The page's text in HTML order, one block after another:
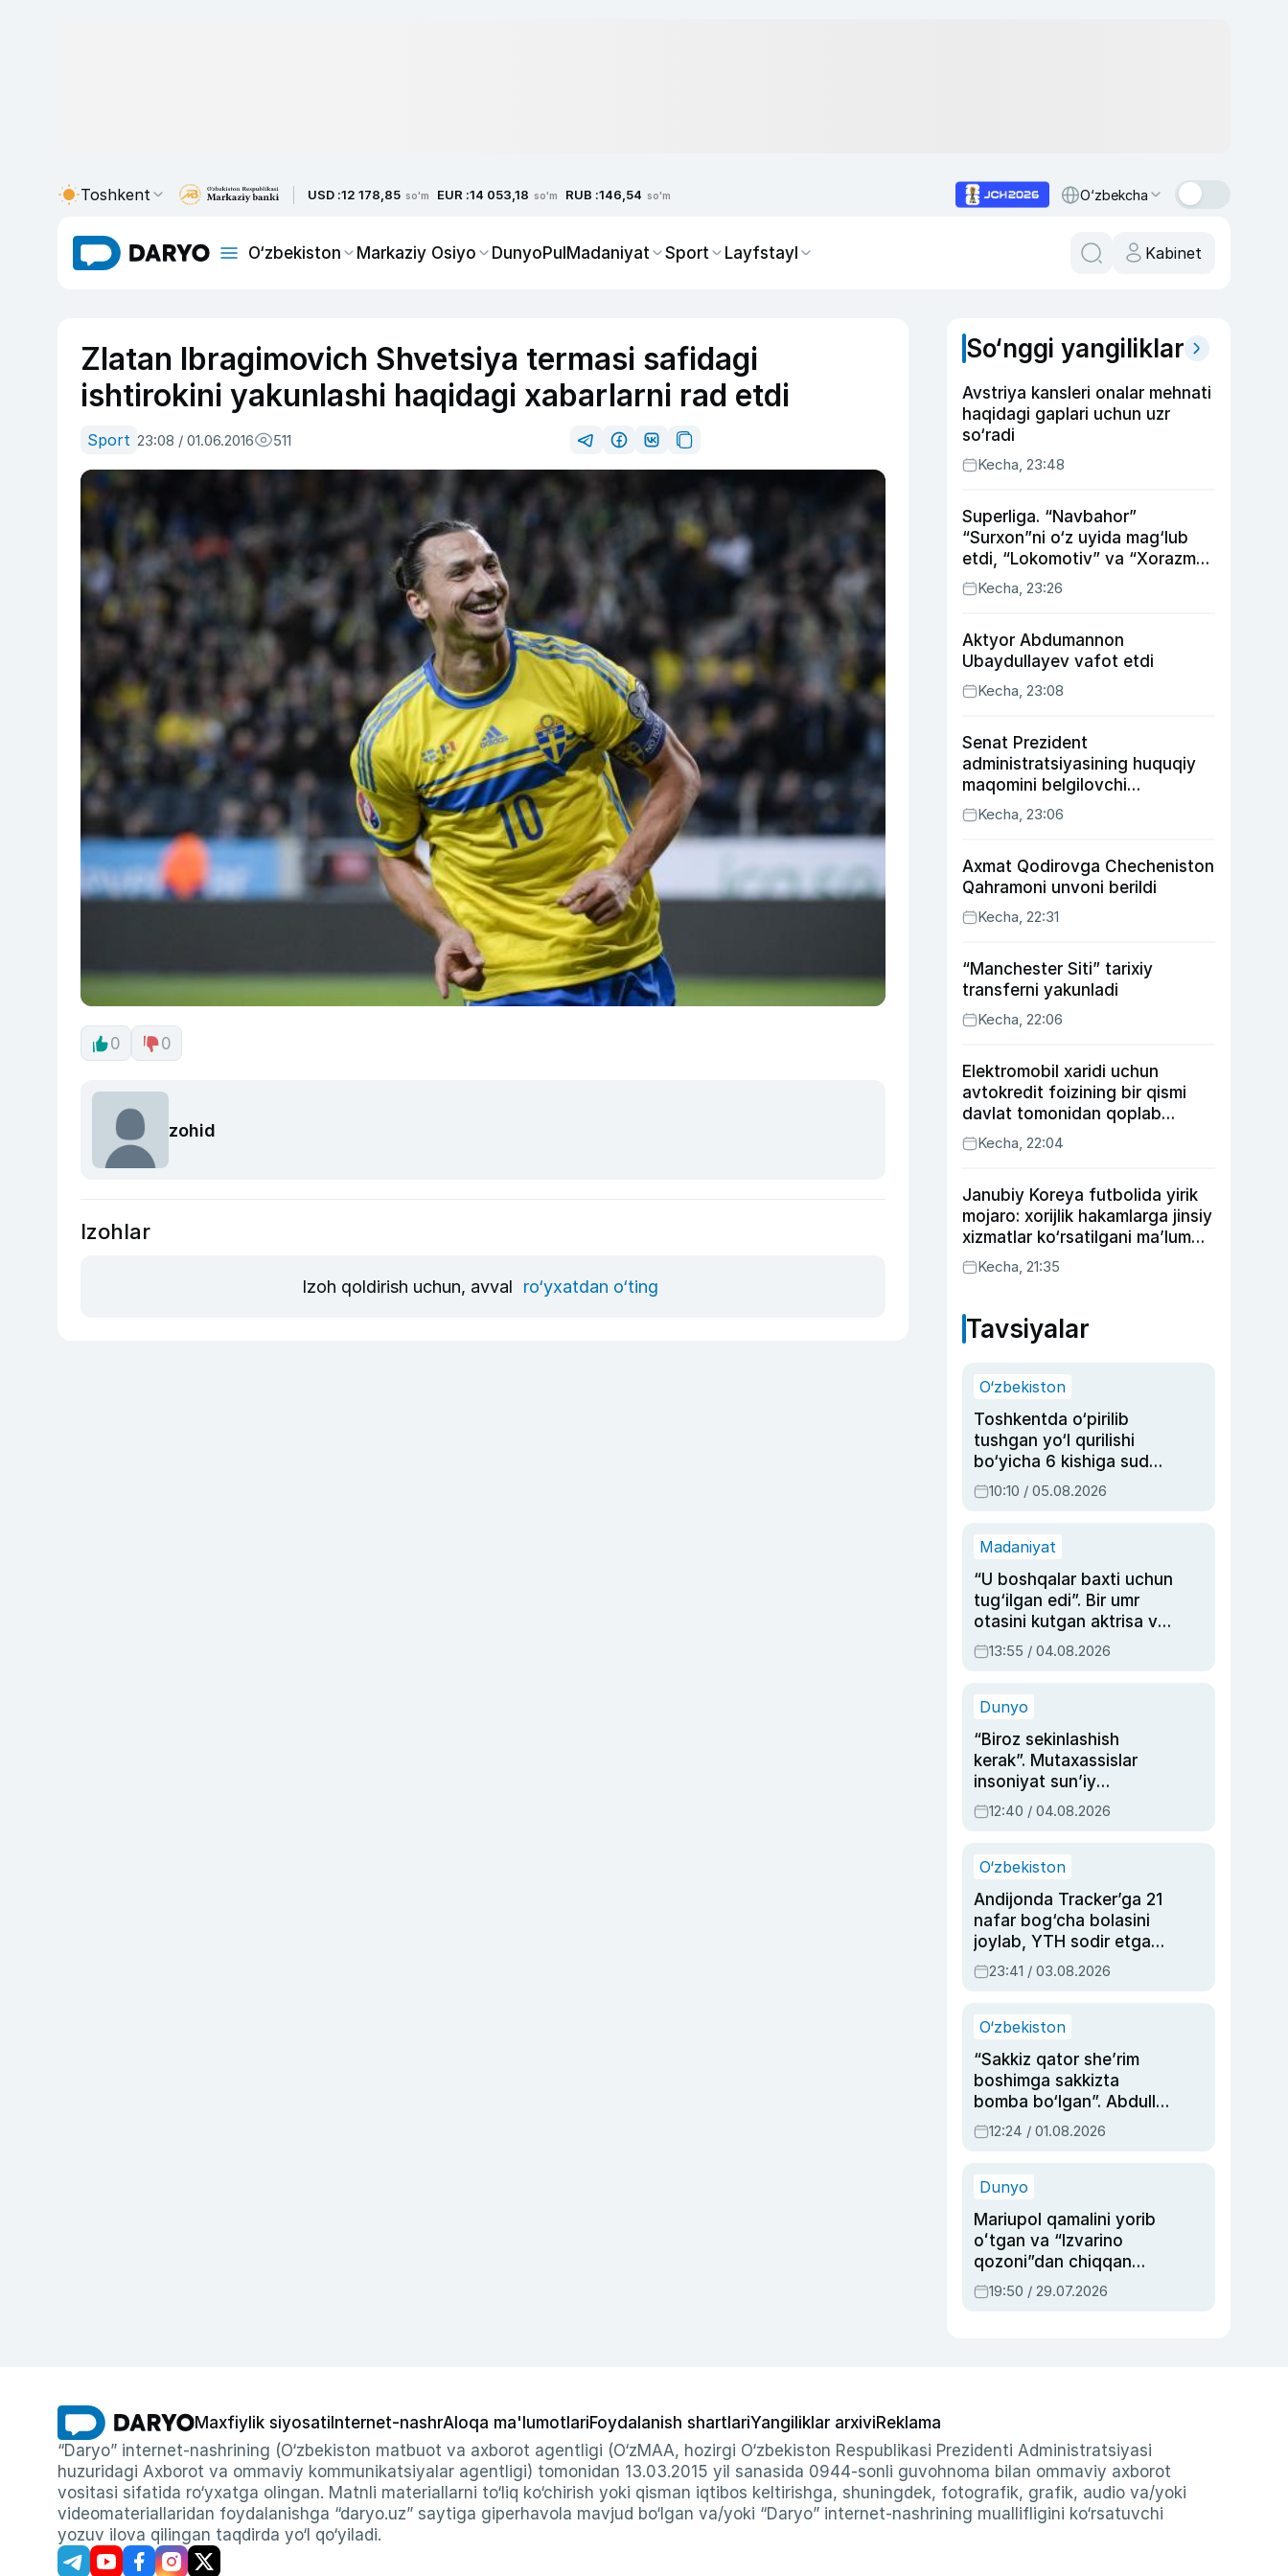
Toshkent USD :12 178,85 so'm EUR :14 053,18 so'm RUB :146,54 so'm O‘zbekcha
O‘zbekiston Markaziy Osiyo DunyoPulMadaniyat Sport Layfstayl Kabinet
Zlatan Ibragimovich Shvetsiya termasi safidagi
ishtirokini yakunlashi haqidagi xabarlarni rad etdi
Sport 23:08 / 01.06.2016 511
0 0
zohid
Izohlar
Izoh qoldirish uchun, avval ro‘yxatdan o‘ting
So‘nggi yangiliklar
Avstriya kansleri onalar mehnati
haqidagi gaplari uchun uzr
so‘radi
Kecha, 23:48
Superliga. “Navbahor”
“Surxon”ni o‘z uyida mag‘lub
etdi, “Lokomotiv” va “Xorazm”
uyda g‘alaba qozondi
Kecha, 23:26
Aktyor Abdu­mannon
Ubaydullayev vafot etdi
Kecha, 23:08
Senat Prezident
administratsiyasining huquqiy
maqomini belgilovchi
konstitutsiyaviy qonunni
ma’qulladi
Kecha, 23:06
Axmat Qodirovga Checheniston
Qahramoni unvoni berildi
Kecha, 22:31
“Manchester Siti” tarixiy
transferni yakunladi
Kecha, 22:06
Elektromobil xaridi uchun
avtokredit foizining bir qismi
davlat tomonidan qoplab
berilishi mumkin
Kecha, 22:04
Janubiy Koreya futbolida yirik
mojaro: xorijlik hakamlarga jinsiy
xizmatlar ko‘rsatilgani ma’lum
qilindi
Kecha, 21:35
Tavsiyalar
O‘zbekiston
Toshkentda o‘pirilib
tushgan yo‘l qurilishi
bo‘yicha 6 kishiga sud
hukmi o‘qildi
10:10 / 05.08.2026
Madaniyat
“U boshqalar baxti uchun
tug‘ilgan edi”. Bir umr
otasini kutgan aktrisa va
dublyaj ustasi Rimma
Ahmedovaning
13:55 / 04.08.2026
Dunyo
“Biroz sekinlashish
kerak”. Mutaxassislar
insoniyat sun’iy
intellektni boshqara
olmay qolishidan xavotir
12:40 / 04.08.2026
O‘zbekiston
Andijonda Tracker’ga 21
nafar bog‘cha bolasini
joylab, YTH sodir etgan
ayolga sud hukmi o‘qildi
23:41 / 03.08.2026
O‘zbekiston
“Sakkiz qator she’rim
boshimga sakkizta
bomba bo‘lgan”. Abdulla
Oripovni siyosiy
ayblovlardan asrab
12:24 / 01.08.2026
Dunyo
Mariupol qamalini yorib
oʻtgan va “Izvarino
qozoni”dan chiqqan
qahramon — Ukraina
armiyasi bosh
19:50 / 29.07.2026
Maxfiylik siyosati Internet-nashrAloqa ma'lumotlariFoydalanish shartlariYangiliklar arxiviReklama
“Daryo” internet-nashrining (O‘zbekiston matbuot va axborot agentligi (O‘zMAA, hozirgi O‘zbekiston Respublikasi Prezidenti Administratsiyasi
huzuridagi Axborot va ommaviy kommunikatsiyalar agentligi) tomonidan 13.03.2015 yil sanasida 0944-sonli guvohnoma bilan ommaviy axborot
vositasi sifatida ro‘yxatga olingan. Matnli materiallarni to‘liq ko‘chirish yoki qisman iqtibos keltirishga, shuningdek, fotografik, grafik, audio va/yoki
videomateriallaridan foydalanishga “daryo.uz” saytiga giperhavola mavjud bo‘lgan va/yoki “Daryo” internet-nashrining muallifligini ko‘rsatuvchi
yozuv ilova qilingan taqdirda yo‘l qo‘yiladi.